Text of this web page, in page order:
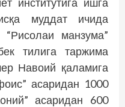
муддат ичида
манзума”
тилига таржима
Навоий қаламига
асаридан 1000
асаридан 600